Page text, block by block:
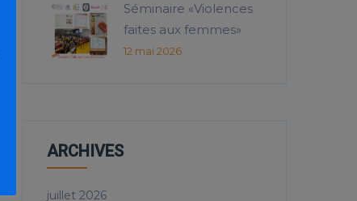
Séminaire «Violences
faites aux femmes»
12 mai 2026
ARCHIVES
juillet 2026